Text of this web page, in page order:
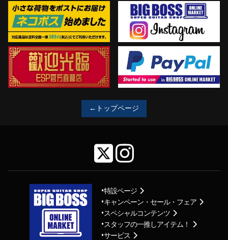
←トップページ
特設ページ
キャンペーン・セール・フェア
スペシャルコンテンツ
スタッフの一推しアイテム！
サービス